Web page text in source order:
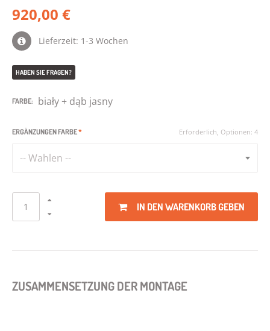
920,00 €
Lieferzeit: 1-3 Wochen
HABEN SIE FRAGEN?
FARBE: biały + dąb jasny
ERGÄNZUNGEN FARBE* Erforderlich, Optionen: 4
-- Wahlen --
IN DEN WARENKORB GEBEN
ZUSAMMENSETZUNG DER MONTAGE